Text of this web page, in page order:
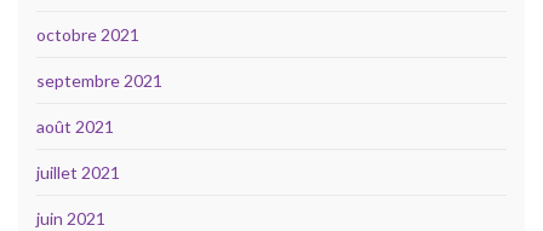
octobre 2021
septembre 2021
août 2021
juillet 2021
juin 2021